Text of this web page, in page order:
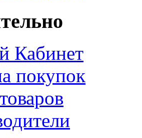
Кабинет
покупок